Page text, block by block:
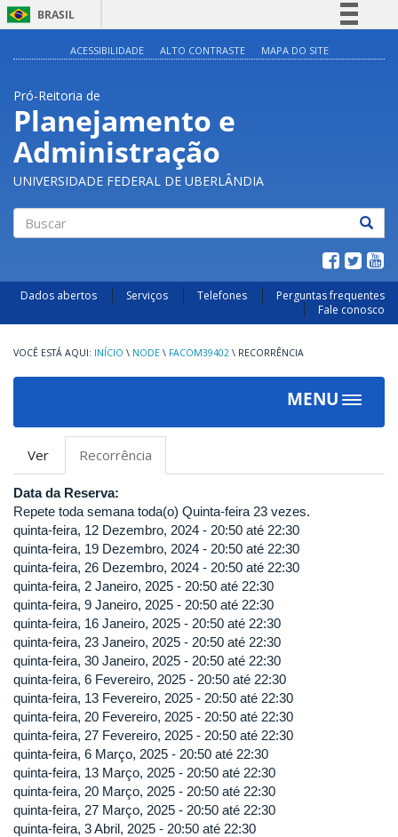
BRASIL
Acesso à informação
ACESSIBILIDADE ALTO CONTRASTE MAPA DO SITE
Pró-Reitoria de
Planejamento e
Administração
UNIVERSIDADE FEDERAL DE UBERLÂNDIA
Dados abertos Serviços Telefones
Perguntas frequentes
Fale conosco
INÍCIO \ NODE \ FACOM39402 \ RECORRÊNCIA
MENU
Toggle
Abas
primárias
Ver Recorrência
ativa)
Data da Reserva:
Repete toda semana toda(o) Quinta-feira 23 vezes.
quinta-feira, 12 Dezembro, 2024 - 20:50 até 22:30
quinta-feira, 19 Dezembro, 2024 - 20:50 até 22:30
quinta-feira, 26 Dezembro, 2024 - 20:50 até 22:30
quinta-feira, 2 Janeiro, 2025 - 20:50 até 22:30
quinta-feira, 9 Janeiro, 2025 - 20:50 até 22:30
quinta-feira, 16 Janeiro, 2025 - 20:50 até 22:30
quinta-feira, 23 Janeiro, 2025 - 20:50 até 22:30
quinta-feira, 30 Janeiro, 2025 - 20:50 até 22:30
quinta-feira, 6 Fevereiro, 2025 - 20:50 até 22:30
quinta-feira, 13 Fevereiro, 2025 - 20:50 até 22:30
quinta-feira, 20 Fevereiro, 2025 - 20:50 até 22:30
quinta-feira, 27 Fevereiro, 2025 - 20:50 até 22:30
quinta-feira, 6 Março, 2025 - 20:50 até 22:30
quinta-feira, 13 Março, 2025 - 20:50 até 22:30
quinta-feira, 20 Março, 2025 - 20:50 até 22:30
quinta-feira, 27 Março, 2025 - 20:50 até 22:30
quinta-feira, 3 Abril, 2025 - 20:50 até 22:30